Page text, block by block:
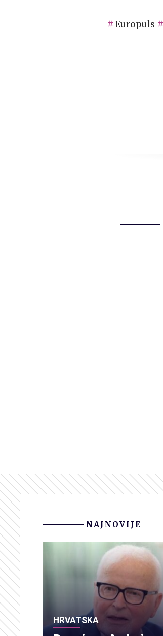
Europuls
NAJNOVIJE
HRVATSKA